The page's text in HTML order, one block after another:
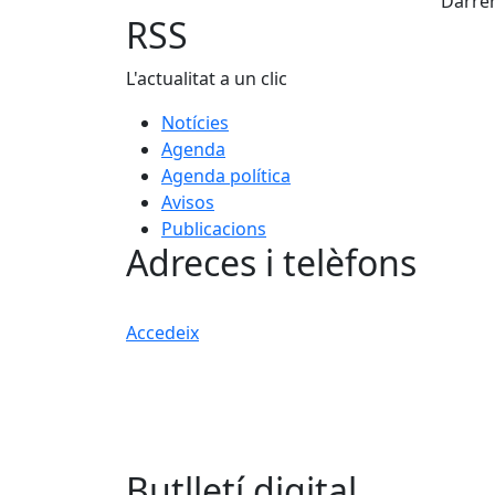
RSS
L'actualitat a un clic
Notícies
Agenda
Agenda política
Avisos
Publicacions
Adreces i telèfons
Accedeix